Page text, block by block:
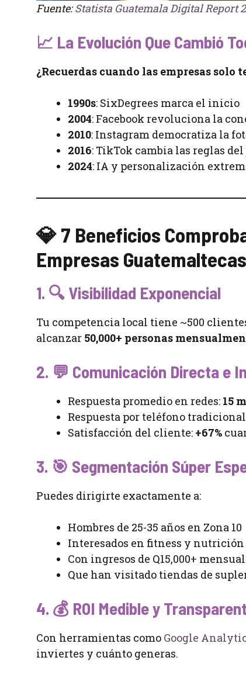
Fuente:Statista Guatemala Digital Report
📈 La Evolución Que Cambió
¿Recuerdas cuando las empresas
1990s: SixDegrees marca el inicio
2004: Facebook revoluciona la
2010: Instagram democratiza la
2016: TikTok cambia las reglas
2024: IA y personalización
💎 7 Beneficios
Empresas Guatemaltecas
1. 🔍 Visibilidad Exponencial
Tu competencia local tiene ~500
alcanzar 50,000+ personas
2. 💬 Comunicación Directa e
Respuesta promedio en redes: 15
Respuesta por teléfono
Satisfacción del cliente: +67%
3. 🎯 Segmentación Súper
Puedes dirigirte exactamente a:
Hombres de 25-35 años en Zona 10
Interesados en fitness y nutrición
Con ingresos de Q15,000+
Que han visitado tiendas de
4. 💰 ROI Medible y
Con herramientas como Google
inviertes y cuánto generas.